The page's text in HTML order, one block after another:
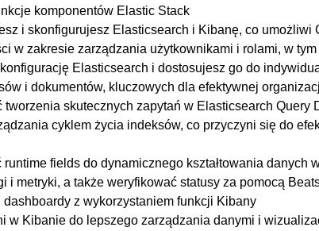
komponentów Elastic Stack
i skonfigurujesz Elasticsearch i Kibanę, co umożliwi
w zakresie zarządzania użytkownikami i rolami, w
Elasticsearch i dostosujesz go do
i dokumentów, kluczowych dla efektywnej
tworzenia skutecznych zapytań w Elasticsearch Query
cyklem życia indeksów, co przyczyni się do
fields do dynamicznego kształtowania danych
i metryki, a także weryfikować statusy za pomocą
z wykorzystaniem funkcji Kibany
w Kibanie do lepszego zarządzania danymi i